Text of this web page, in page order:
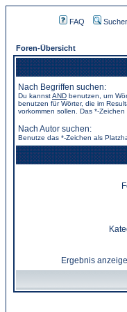
FAQ
Foren-Übersicht
Nach Begriffen suchen:
Du kannstAND benutzen, um
benutzen für Wörter, die im
vorkommen sollen. Das *-
Nach Autor suchen:
Benutze das *-Zeichen als
Ergebnis